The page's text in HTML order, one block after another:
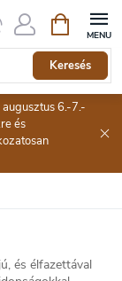
Keresés
6.-7.-
és
és élfazettával